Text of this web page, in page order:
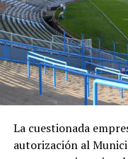
La cuestionada
autorización al